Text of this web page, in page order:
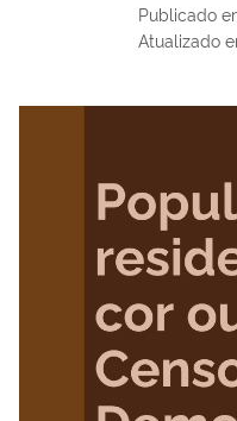
Publicado
Atualizado